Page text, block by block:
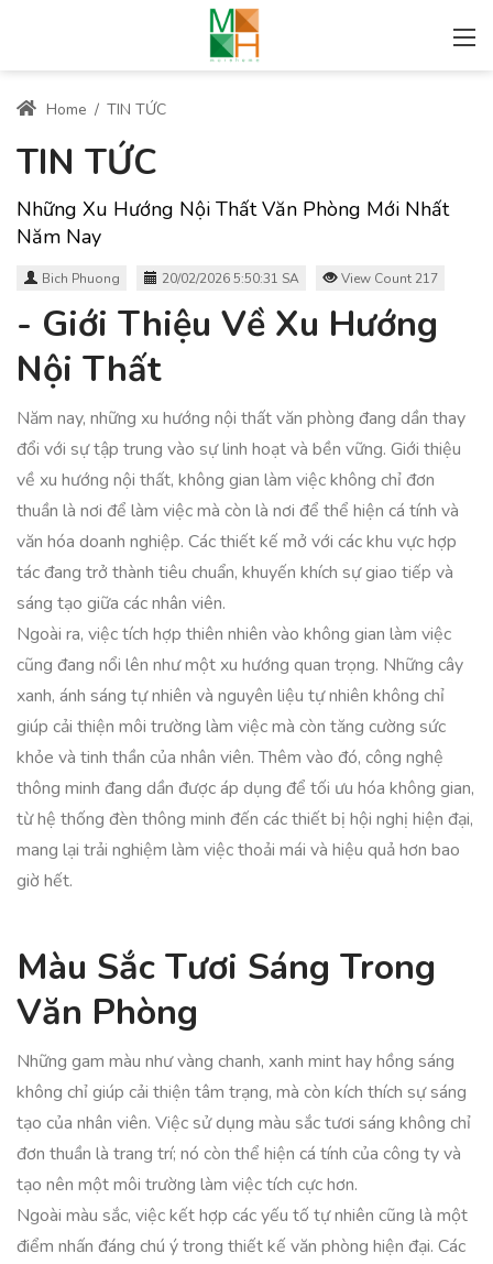
Home / TIN TỨC
TIN TỨC
Những Xu Hướng Nội Thất Văn Phòng Mới Nhất
Năm Nay
Bich Phuong 20/02/2026 5:50:31 SA View Count 217
- Giới Thiệu Về Xu Hướng
Nội Thất
Năm nay, những xu hướng nội thất văn phòng đang dần thay
đổi với sự tập trung vào sự linh hoạt và bền vững. Giới thiệu
về xu hướng nội thất, không gian làm việc không chỉ đơn
thuần là nơi để làm việc mà còn là nơi để thể hiện cá tính và
văn hóa doanh nghiệp. Các thiết kế mở với các khu vực hợp
tác đang trở thành tiêu chuẩn, khuyến khích sự giao tiếp và
sáng tạo giữa các nhân viên.
Ngoài ra, việc tích hợp thiên nhiên vào không gian làm việc
cũng đang nổi lên như một xu hướng quan trọng. Những cây
xanh, ánh sáng tự nhiên và nguyên liệu tự nhiên không chỉ
giúp cải thiện môi trường làm việc mà còn tăng cường sức
khỏe và tinh thần của nhân viên. Thêm vào đó, công nghệ
thông minh đang dần được áp dụng để tối ưu hóa không gian,
từ hệ thống đèn thông minh đến các thiết bị hội nghị hiện đại,
mang lại trải nghiệm làm việc thoải mái và hiệu quả hơn bao
giờ hết.
Màu Sắc Tươi Sáng Trong
Văn Phòng
Những gam màu như vàng chanh, xanh mint hay hồng sáng
không chỉ giúp cải thiện tâm trạng, mà còn kích thích sự sáng
tạo của nhân viên. Việc sử dụng màu sắc tươi sáng không chỉ
đơn thuần là trang trí; nó còn thể hiện cá tính của công ty và
tạo nên một môi trường làm việc tích cực hơn.
Ngoài màu sắc, việc kết hợp các yếu tố tự nhiên cũng là một
điểm nhấn đáng chú ý trong thiết kế văn phòng hiện đại. Các